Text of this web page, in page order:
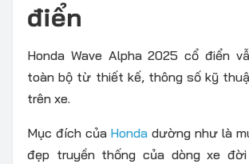
điển
Honda Wave Alpha 2025 cổ điển
toàn bộ từ thiết kế, thông số kỹ
trên xe.
Mục đích của Honda dường như là
đẹp truyền thống của dòng xe